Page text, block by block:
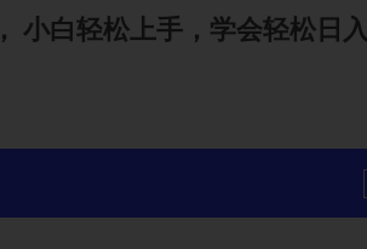
小白轻松上手，学会轻松日入